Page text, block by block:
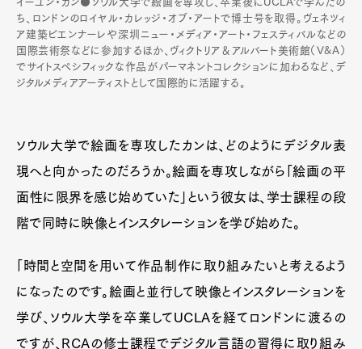
ち、ロンドンのロイヤル・カレッジ・オブ・アートで博士号を取得。ヴェネツィ
ア建築ビエンナーレや深圳ニュー・メディア・アート・フェスティバルなどの
国際芸術祭などに参加するほか、ヴィクトリア＆アルバート美術館（V&A）
でサイトスペシフィックな作品がパーマネントコレクションに加わるなど、デ
ジタルメディアアーティストとして国際的に活躍する。
ソウル大学で絵画を専攻したカンは、どのようにデジタル表
現へと向かったのだろうか。絵画を専攻しながら「絵画の平
面性に限界を感じ始めていた」という彼女は、学士課程の段
階で同時に映像とインスタレーションを学び始めた。
「時間と空間を用いて作品制作に取り組みたいと考えるよう
になったのです。絵画と並行して映像とインスタレーションを
学び、ソウル大学を卒業してUCLAを経てロンドンに渡るの
ですが、RCAの修士課程でデジタル言語の習得に取り組み